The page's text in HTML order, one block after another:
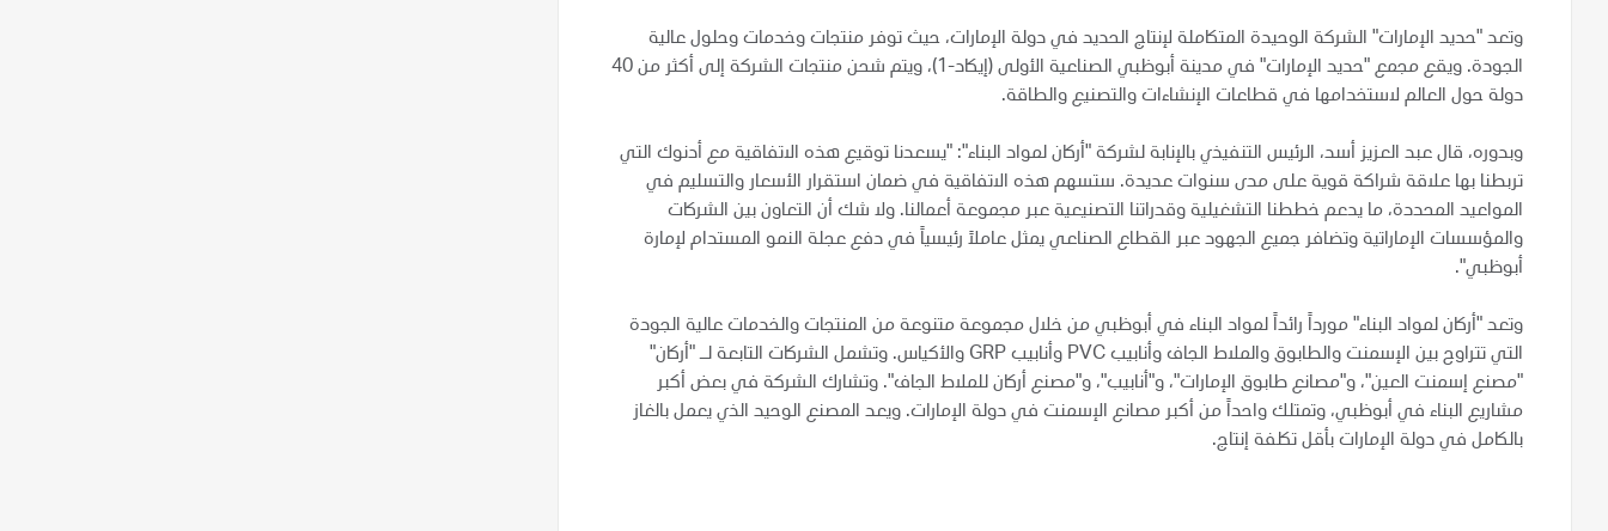
وتعد "حديد الإمارات" الشركة الوحيدة المتكاملة لإنتاج الحديد في دولة الإمارات، حيث توفر منتجات وخدمات وحلول عالية
الجودة. ويقع مجمع "حديد الإمارات" في مدينة أبوظبي الصناعية الأولى (إيكاد-1)، ويتم شحن منتجات الشركة إلى أكثر من 40
دولة حول العالم لاستخدامها في قطاعات الإنشاءات والتصنيع والطاقة.
وبدوره، قال عبد العزيز أسد، الرئيس التنفيذي بالإنابة لشركة "أركان لمواد البناء": "يسعدنا توقيع هذه الاتفاقية مع أدنوك التي
تربطنا بها علاقة شراكة قوية على مدى سنوات عديدة. ستسهم هذه الاتفاقية في ضمان استقرار الأسعار والتسليم في
المواعيد المحددة، ما يدعم خططنا التشغيلية وقدراتنا التصنيعية عبر مجموعة أعمالنا. ولا شك أن التعاون بين الشركات
والمؤسسات الإماراتية وتضافر جميع الجهود عبر القطاع الصناعي يمثل عاملاً رئيسياً في دفع عجلة النمو المستدام لإمارة
أبوظبي".
وتعد "أركان لمواد البناء" مورداً رائداً لمواد البناء في أبوظبي من خلال مجموعة متنوعة من المنتجات والخدمات عالية الجودة
التي تتراوح بين الإسمنت والطابوق والملاط الجاف وأنابيب PVC وأنابيب GRP والأكياس. وتشمل الشركات التابعة لـ "أركان"
"مصنع إسمنت العين"، و"مصانع طابوق الإمارات"، و"أنابيب"، و"مصنع أركان للملاط الجاف". وتشارك الشركة في بعض أكبر
مشاريع البناء في أبوظبي، وتمتلك واحداً من أكبر مصانع الإسمنت في دولة الإمارات. ويعد المصنع الوحيد الذي يعمل بالغاز
بالكامل في دولة الإمارات بأقل تكلفة إنتاج.